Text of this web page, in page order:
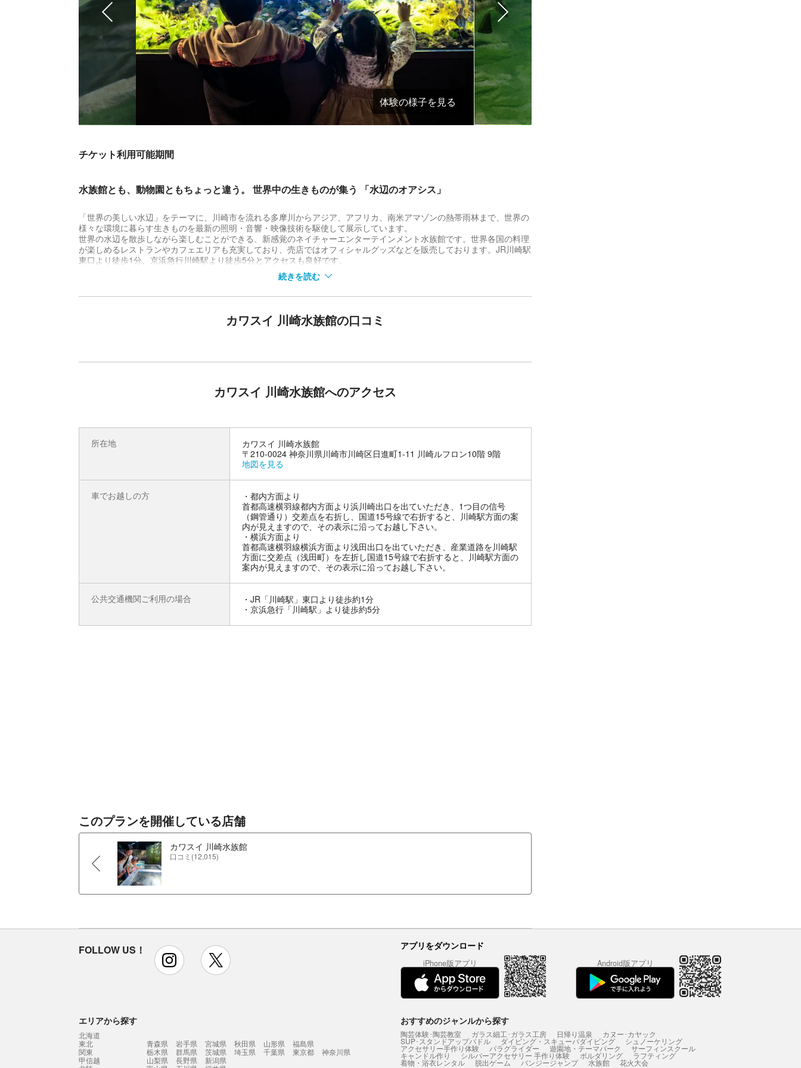
体験の様子を見る
チケット利用可能期間
水族館とも、動物園ともちょっと違う。 世界中の生きものが集う 「水辺のオアシス」
「世界の美しい水辺」をテーマに、川崎市を流れる多摩川からアジア、アフリカ、南米アマゾンの熱帯雨林まで、世界の
様々な環境に暮らす生きものを最新の照明・音響・映像技術を駆使して展示しています。
世界の水辺を散歩しながら楽しむことができる、新感覚のネイチャーエンターテインメント水族館です。世界各国の料理
が楽しめるレストランやカフェエリアも充実しており、売店ではオフィシャルグッズなどを販売しております。JR川崎駅
東口より徒歩1分、京浜急行川崎駅より徒歩5分とアクセスも良好です。
入館当日のみ、＋2回分の入館料金で年間パスポートにアップグレードできます。
続きを読む
カワスイ 川崎⽔族館の口コミ
カワスイ 川崎⽔族館へのアクセス
所在地
カワスイ 川崎⽔族館
〒210-0024 神奈川県川崎市川崎区⽇進町1-11 川崎ルフロン10階 9階
地図を見る
車でお越しの方
・都内方面より
首都高速横羽線都内方面より浜川崎出口を出ていただき、1つ目の信号
（鋼管通り）交差点を右折し、国道15号線で右折すると、川崎駅方面の案
内が見えますので、その表示に沿ってお越し下さい。
・横浜方面より
首都高速横羽線横浜方面より浅田出口を出ていただき、産業道路を川崎駅
方面に交差点（浅田町）を左折し国道15号線で右折すると、川崎駅方面の
案内が見えますので、その表示に沿ってお越し下さい。
公共交通機関ご利用の場合
・JR「川崎駅」東口より徒歩約1分
・京浜急行「川崎駅」より徒歩約5分
このプランを開催している店舗
カワスイ 川崎⽔族館
口コミ(12,015)
FOLLOW US！ instagram アプリをダウンロード
iPhone版アプリ Android版アプリ
エリアから探す
北海道
東北
青森県 岩手県 宮城県 秋田県 山形県
福島県
関東
栃木県 群馬県 茨城県 埼玉県 千葉県 東京都
神奈川県
甲信越
山梨県 長野県
新潟県
おすすめのジャンルから探す
陶芸体験･陶芸教室 ガラス細工･ガラス工房 日帰り温泉 カヌー･カヤック
SUP･スタンドアップパドル ダイビング・スキューバダイビング シュノーケリング
アクセサリー手作り体験 パラグライダー 遊園地・テーマパーク サーフィンスクール
キャンドル作り シルバーアクセサリー 手作り体験 ボルダリング ラフティング
着物・浴衣レンタル 脱出ゲーム バンジージャンプ 水族館 花火大会